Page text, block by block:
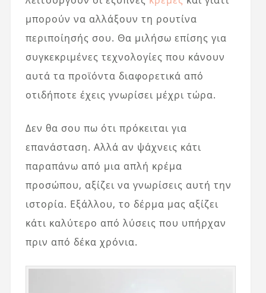
μπορούν να αλλάξουν τη ρουτίνα
περιποίησής σου. Θα μιλήσω επίσης για
συγκεκριμένες τεχνολογίες που κάνουν
αυτά τα προϊόντα διαφορετικά από
οτιδήποτε έχεις γνωρίσει μέχρι τώρα.
Δεν θα σου πω ότι πρόκειται για
επανάσταση. Αλλά αν ψάχνεις κάτι
παραπάνω από μια απλή κρέμα
προσώπου, αξίζει να γνωρίσεις αυτή την
ιστορία. Εξάλλου, το δέρμα μας αξίζει
κάτι καλύτερο από λύσεις που υπήρχαν
πριν από δέκα χρόνια.